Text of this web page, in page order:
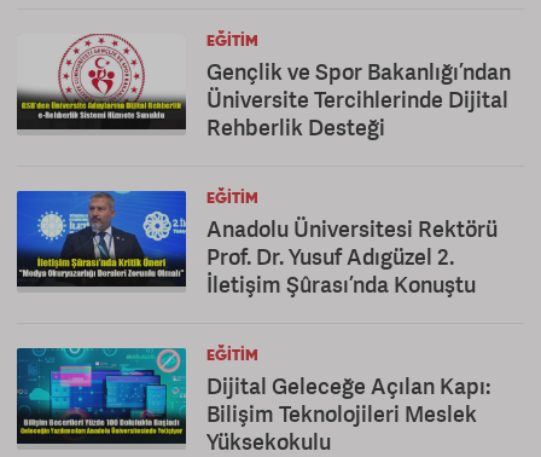
EĞITIM
Gençlik ve Spor Bakanlığı’ndan
Üniversite Tercihlerinde Dijital
Rehberlik Desteği
EĞITIM
Anadolu Üniversitesi Rektörü
Prof. Dr. Yusuf Adıgüzel 2.
İletişim Şûrası’nda Konuştu
EĞITIM
Dijital Geleceğe Açılan Kapı:
Bilişim Teknolojileri Meslek
Yüksekokulu